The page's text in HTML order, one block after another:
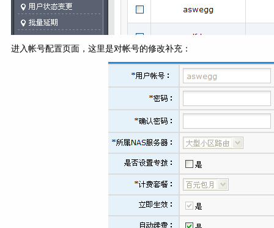
进入帐号配置页面，这里是对帐号的修改补充：